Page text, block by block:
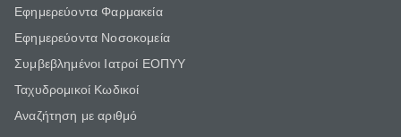
Εφημερεύοντα Φαρμακεία
Εφημερεύοντα Νοσοκομεία
Συμβεβλημένοι Ιατροί ΕΟΠΥΥ
Ταχυδρομικοί Κωδικοί
Αναζήτηση με αριθμό